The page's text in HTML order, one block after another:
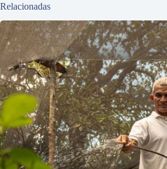
Relacionadas